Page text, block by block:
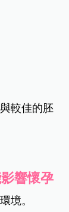
較佳的胚
響懷孕
境。